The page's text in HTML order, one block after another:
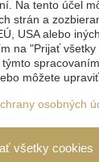
vodou je
Na tento účel
strán a
USA alebo
na "Prijať
môžete
osobných
všetky cookies